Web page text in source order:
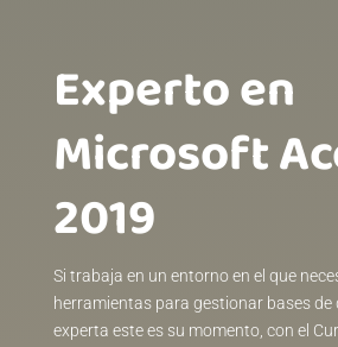
Experto en
Microsoft
2019
Si trabaja en un entorno en el que
herramientas para gestionar bases de
experta este es su momento, con el